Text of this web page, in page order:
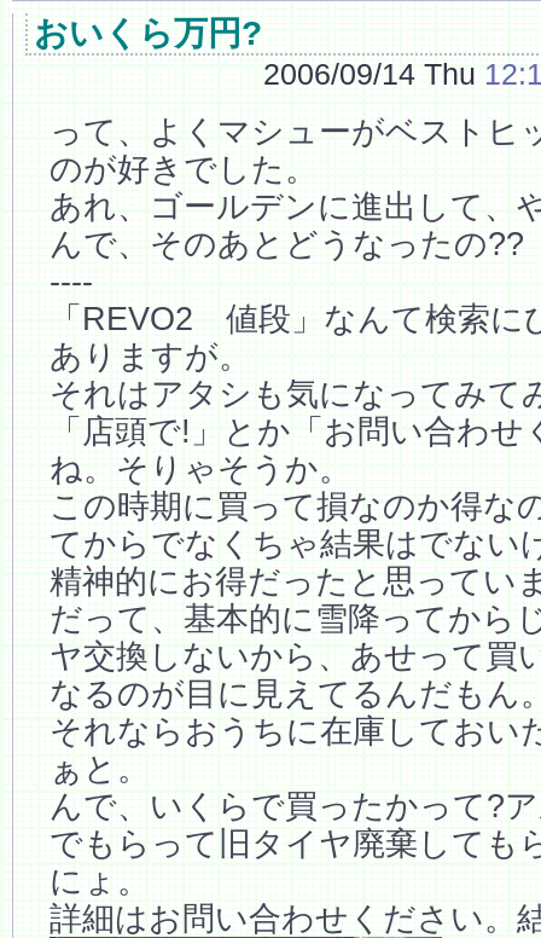
おいくら万円?
2006/09/14 Thu
って、よくマシューがベストヒ
のが好きでした。
あれ、ゴールデンに進出して、
んで、そのあとどうなったの??
----
「REVO2 値段」なんて検索に
ありますが。
それはアタシも気になってみて
「店頭で!」とか「お問い合わ
ね。そりゃそうか。
この時期に買って損なのか得な
てからでなくちゃ結果はでない
精神的にお得だったと思ってい
だって、基本的に雪降ってから
ヤ交換しないから、あせって買
なるのが目に見えてるんだもん
それならおうちに在庫しておい
ぁと。
んで、いくらで買ったかって?
でもらって旧タイヤ廃棄しても
にょ。
詳細はお問い合わせください。